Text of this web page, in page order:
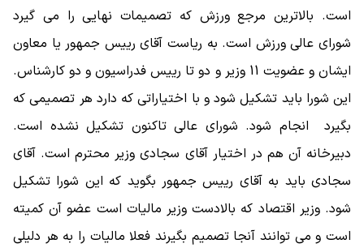
است. بالاترین مرجع ورزش که تصمیمات نهایی را می گیرد
شورای عالی ورزش است. به ریاست آقای رییس جمهور یا معاون
ایشان و عضویت 11 وزیر و دو تا رییس فدراسیون و دو کارشناس.
این شورا باید تشکیل شود و با اختیاراتی که دارد هر تصمیمی که
بگیرد انجام شود. شورای عالی تاکنون تشکیل نشده است.
دبیرخانه آن هم در اختیار آقای سجادی وزیر محترم است. آقای
سجادی باید به آقای رییس جمهور بگوید که این شورا تشکیل
شود. وزیر اقتصاد که بالادست وزیر مالیات است عضو آن کمیته
است و می توانند آنجا تصمیم بگیرند فعلا مالیات را به هر دلیلی